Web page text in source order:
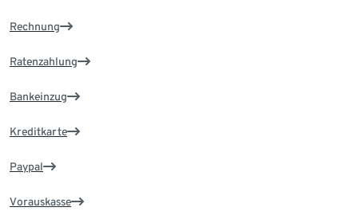
Rechnung
Ratenzahlung
Bankeinzug
Kreditkarte
Paypal
Vorauskasse